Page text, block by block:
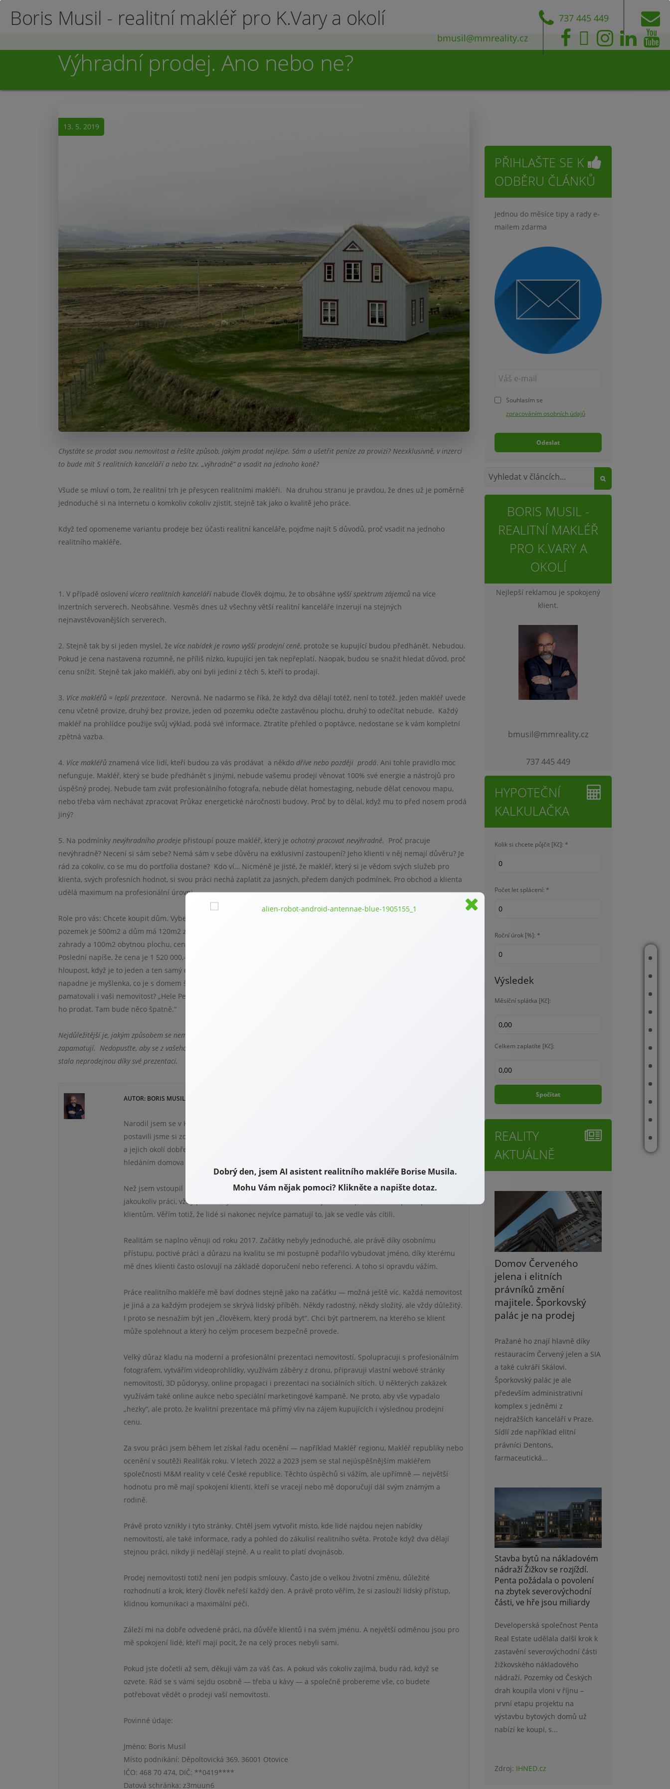
Boris Musil - realitní makléř pro K.Vary a okolí
737 445 449
bmusil@mmreality.cz
O MNĚ
KONTAKT
ŽIVOT MAKLÉŘE
E-BOOK
Výhradní prodej. Ano nebo ne?
13. 5. 2019
Chystáte se prodat svou nemovitost a řešíte způsob, jakým prodat nejlépe. Sám a ušetřit peníze za provizi? Neexklusivně, v inzerci
to bude mít 5 realitních kanceláří a nebo tzv. „výhradně“ a vsadit na jednoho koně?
Všude se mluví o tom, že realitní trh je přesycen realitními makléři. Na druhou stranu je pravdou, že dnes už je poměrně
jednoduché si na internetu o komkoliv cokoliv zjistit, stejně tak jako o kvalitě jeho práce.
Když teď opomeneme variantu prodeje bez účasti realitní kanceláře, pojďme najít 5 důvodů, proč vsadit na jednoho
realitního makléře.
1. V případě oslovení vícero realitních kancelářínabude člověk dojmu, že to obsáhne vyšší spektrum zájemců na více
inzertních serverech. Neobsáhne. Vesměs dnes už všechny větší realitní kanceláře inzerují na stejných
nejnavstěvovanějších serverech.
2. Stejně tak by si jeden myslel, že více nabídek je rovno vyšší prodejní ceně, protože se kupující budou předhánět. Nebudou.
Pokud je cena nastavena rozumně, ne příliš nízko, kupující jen tak nepřeplatí. Naopak, budou se snažit hledat důvod, proč
cenu snížit. Stejně tak jako makléři, aby oni byli jediní z těch 5, kteří to prodají.
3. Více makléřů = lepší prezentace. Nerovná. Ne nadarmo se říká, že když dva dělají totéž, není to totéž. Jeden makléř uvede
cenu včetně provize, druhý bez provize, jeden od pozemku odečte zastavěnou plochu, druhý to odečítat nebude. Každý
makléř na prohlídce použije svůj výklad, podá své informace. Ztratíte přehled o poptávce, nedostane se k vám kompletní
zpětná vazba.
4. Více makléřů znamená více lidí, kteří budou za vás prodávat a někdo dříve nebo později prodá. Ani tohle pravidlo moc
nefunguje. Makléř, který se bude předhánět s jinými, nebude vašemu prodeji věnovat 100% své energie a nástrojů pro
úspěšný prodej. Nebude tam zvát profesionálního fotografa, nebude dělat homestaging, nebude dělat cenovou mapu,
nebo třeba vám nechávat zpracovat Průkaz energetické náročnosti budovy. Proč by to dělal, když mu to před nosem prodá
jiný?
5. Na podmínky nevýhradního prodeje přistoupí pouze makléř, který je ochotný pracovat nevýhradně. Proč pracuje
nevýhradně? Necení si sám sebe? Nemá sám v sebe důvěru na exklusivní zastoupení? Jeho klienti v něj nemají důvěru? Je
rád za cokoliv, co se mu do portfolia dostane? Kdo ví… Nicméně je jisté, že makléř, který si je vědom svých služeb pro
klienta, svých profesních hodnot, si svou práci nechá zaplatit za jasných, předem daných podmínek. Pro obchod a klienta
udělá maximum na profesionální úrovni.
Role pro vás: Chcete koupit dům. Vyberete si dům inzertním serveru a zjistíte, že je tam celkem 3x. Jeden inzerát říká, že
pozemek je 500m2 a dům má 120m2 zastavěnou plochu, cena
zahrady a 100m2 obytnou plochu, cena 1 460 000,- a v textu se dozvíte, že nutno připočítat 4% kupní ceny jako provizi.
Poslední napíše, že cena je 1 520 000,- k jednání, pozemek 520 m2 a dům 100m2. První vám jistě bleskne hlavou, co je to za
hloupost, když je to jeden a ten samý dům a má pokaždé jiný rozměr, i zahrada. Druhá věc, co každého druhého kupujícího
napadne je myšlenka, co je s domem špatně, když to prodává tolik realitek najednou. Chcete, aby si takhle možní kupující
pamatovali i vaši nemovitost? „Hele Pepo, to je ten barák, má ho 5 realitek a je tam už půl roku, pořád zlevňuje a nemůže
ho prodat. Tam bude něco špatně.“
Nejdůležitější je, jakým způsobem se nemovitost k prodeji poprvé na trh dostane. To, jakým způsobem si jí potencionální kupující
zapamatují. Nedopusťte, aby se z vašeho domu, či bytu, stal tzv. realitní ležák, zdánlivě jednoduše prodejná nemovitost, která se
stala neprodejnou díky své prezentaci.
AUTOR: BORIS MUSIL - REALITNÍ MAKLÉŘ PRO K.VARY A OKOLÍ
Narodil jsem se v Karlových Varech a celý život jsem s tímto krajem pevně spojený. Tady jsem vyrostl,
postavili jsme si zde domov, vychovali děti a dnes tady trávíme čas i s našimi vnučkami. Karlovy Vary
a jejich okolí dobře znám, mám to tady rád a právě proto mě těší pomáhat lidem s prodejem a
hledáním domova právě v regionu, který je mi blízký.
Než jsem vstoupil do světa realit, působil jsem v několika obchodních společnostech. Ať už jsem dělal
jakoukoliv práci, vždy pro mě byla důležitá slušnost, férové jednání a profesionální přístup ke
klientům. Věřím totiž, že lidé si nakonec nejvíce pamatují to, jak se vedle vás cítili.
Realitám se naplno věnuji od roku 2017. Začátky nebyly jednoduché, ale právě díky osobnímu
přístupu, poctivé práci a důrazu na kvalitu se mi postupně podařilo vybudovat jméno, díky kterému
mě dnes klienti často oslovují na základě doporučení nebo referencí. A toho si opravdu vážím.
Práce realitního makléře mě baví dodnes stejně jako na začátku — možná ještě víc. Každá nemovitost
je jiná a za každým prodejem se skrývá lidský příběh. Někdy radostný, někdy složitý, ale vždy důležitý.
I proto se nesnažím být jen „člověkem, který prodá byt“. Chci být partnerem, na kterého se klient
může spolehnout a který ho celým procesem bezpečně provede.
Velký důraz kladu na moderní a profesionální prezentaci nemovitostí. Spolupracuji s profesionálním
fotografem, vytvářím videoprohlídky, využívám záběry z dronu, připravuji vlastní webové stránky
nemovitostí, 3D půdorysy, online propagaci i prezentaci na sociálních sítích. U některých zakázek
využívám také online aukce nebo speciální marketingové kampaně. Ne proto, aby vše vypadalo
„hezky“, ale proto, že kvalitní prezentace má přímý vliv na zájem kupujících i výslednou prodejní
cenu.
Za svou práci jsem během let získal řadu ocenění — například Makléř regionu, Makléř republiky nebo
ocenění v soutěži Realiťák roku. V letech 2022 a 2023 jsem se stal nejúspěšnějším makléřem
společnosti M&M reality v celé České republice. Těchto úspěchů si vážím, ale upřímně — největší
hodnotu pro mě mají spokojení klienti, kteří se vracejí nebo mě doporučují dál svým známým a
rodině.
Právě proto vznikly i tyto stránky. Chtěl jsem vytvořit místo, kde lidé najdou nejen nabídky
nemovitostí, ale také informace, rady a pohled do zákulisí realitního světa. Protože když dva dělají
stejnou práci, nikdy ji nedělají stejně. A u realit to platí dvojnásob.
Prodej nemovitosti totiž není jen podpis smlouvy. Často jde o velkou životní změnu, důležité
rozhodnutí a krok, který člověk neřeší každý den. A právě proto věřím, že si zaslouží lidský přístup,
klidnou komunikaci a maximální péči.
Záleží mi na dobře odvedené práci, na důvěře klientů i na svém jménu. A největší odměnou jsou pro
mě spokojení lidé, kteří mají pocit, že na celý proces nebyli sami.
Pokud jste dočetli až sem, děkuji vám za váš čas. A pokud vás cokoliv zajímá, budu rád, když se
ozvete. Rád se s vámi sejdu osobně — třeba u kávy — a společně probereme vše, co budete
potřebovat vědět o prodeji vaší nemovitosti.
Povinné údaje:
Jméno: Boris Musil
Místo podnikání: Děpoltovická 369, 36001 Otovice
IČO: 468 70 474, DIČ: **0419****
Datová schránka: z3muun6
PŘIHLAŠTE SE K
ODBĚRU ČLÁNKŮ
Jednou do měsíce tipy a rady e-
mailem zdarma
Souhlasím se
zpracováním osobních údajů
Odeslat
BORIS MUSIL -
REALITNÍ MAKLÉŘ
PRO K.VARY A
OKOLÍ
Nejlepší reklamou je spokojený
klient.
bmusil@mmreality.cz
737 445 449
HYPOTEČNÍ
KALKULAČKA
Kolik si chcete půjčit [Kč]: *
Počet let splácení: *
Roční úrok [%]: *
Výsledek
Měsíční splátka [Kč]:
Celkem zaplatíte [Kč]:
Spočítat
REALITY
AKTUÁLNĚ
Domov Červeného
jelena i elitních
právníků změní
majitele. Šporkovský
palác je na prodej
Pražané ho znají hlavně díky
restauracím Červený jelen a SIA
a také cukráři Skálovi.
Šporkovský palác je ale
především administrativní
komplex s jedněmi z
nejdražších kanceláří v Praze.
Sídlí zde například elitní
právníci Dentons,
farmaceutická...
Stavba bytů na nákladovém
nádraží Žižkov se rozjíždí.
Penta požádala o povolení
na zbytek severovýchodní
části, ve hře jsou miliardy
Developerská společnost Penta
Real Estate udělala další krok k
zastavění severovýchodní části
žižkovského nákladového
nádraží. Pozemky od Českých
drah koupila vloni v říjnu –
první etapu projektu na
výstavbu bytových domů už
nabízí ke koupi, s...
Zdroj: IHNED.cz
Dobrý den, jsem AI asistent realitního makléře Borise Musila.
Mohu Vám nějak pomoci? Klikněte a napište dotaz.